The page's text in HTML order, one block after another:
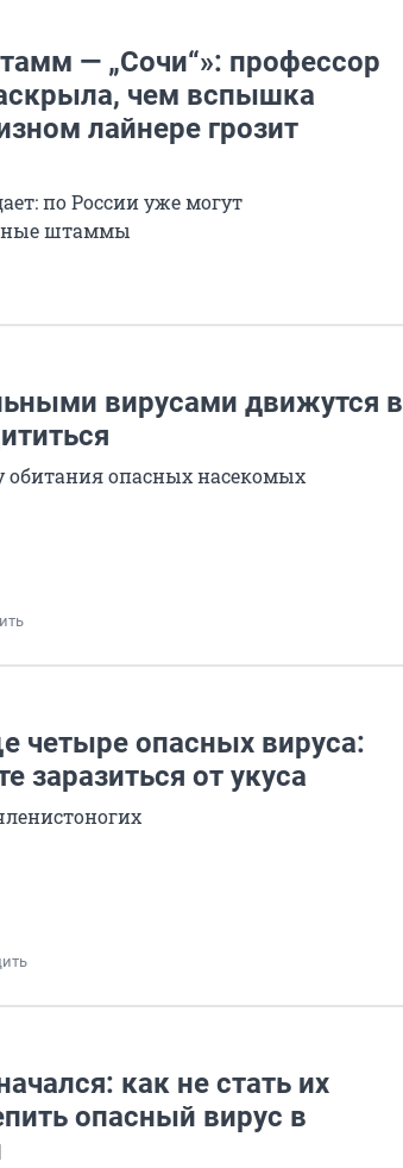
— „Сочи“»: профессор
чем вспышка
лайнере грозит
по России уже могут
штаммы
вирусами движутся в
обитания опасных насекомых
четыре опасных вируса:
заразиться от укуса
как не стать их
опасный вирус в